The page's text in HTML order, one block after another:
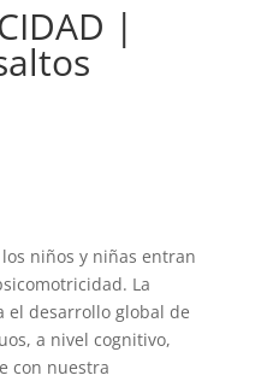
|
niños y niñas entran
La
el desarrollo global de
a nivel cognitivo,
con nuestra